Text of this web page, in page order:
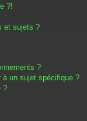
?!
et sujets ?
?
à un sujet spécifique ?
?